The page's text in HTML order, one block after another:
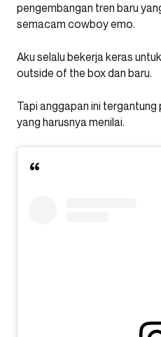
pengembangan tren baru
semacam cowboy emo.
Aku selalu bekerja keras
outside of the box dan baru.
Tapi anggapan ini tergantung
yang harusnya menilai.